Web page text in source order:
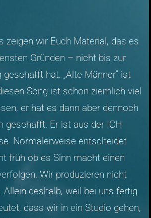
zeigen wir Euch Material, das es
Gründen – nicht bis zur
hat. „Alte Männer“ ist
Song ist schon ziemlich viel
er hat es dann aber dennoch
geschafft. Er ist aus der ICH
Normalerweise entscheidet
früh ob es Sinn macht einen
Wir produzieren nicht
Allein deshalb, weil bei uns fertig
dass wir in ein Studio gehen,